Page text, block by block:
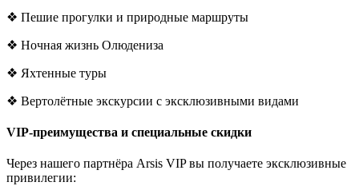
❖ Пешие прогулки и природные маршруты
❖ Ночная жизнь Олюдениза
❖ Яхтенные туры
❖ Вертолётные экскурсии с эксклюзивными видами
VIP-преимущества и специальные скидки
Через нашего партнёра Arsis VIP вы получаете эксклюзивные
привилегии: